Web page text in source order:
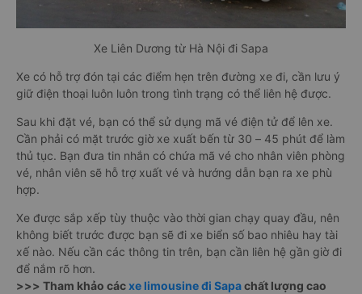
Xe Liên Dương từ Hà Nội đi Sapa
Xe có hỗ trợ đón tại các điểm hẹn trên đường xe đi, cần lưu ý
giữ điện thoại luôn luôn trong tình trạng có thể liên hệ được.
Sau khi đặt vé, bạn có thể sử dụng mã vé điện tử để lên xe.
Cần phải có mặt trước giờ xe xuất bến từ 30 – 45 phút để làm
thủ tục. Bạn đưa tin nhắn có chứa mã vé cho nhân viên phòng
vé, nhân viên sẽ hỗ trợ xuất vé và hướng dẫn bạn ra xe phù
hợp.
Xe được sắp xếp tùy thuộc vào thời gian chạy quay đầu, nên
không biết trước được bạn sẽ đi xe biển số bao nhiêu hay tài
xế nào. Nếu cần các thông tin trên, bạn cần liên hệ gần giờ đi
để nắm rõ hơn.
>>> Tham khảo cácxe limousine đi Sapachất lượng cao